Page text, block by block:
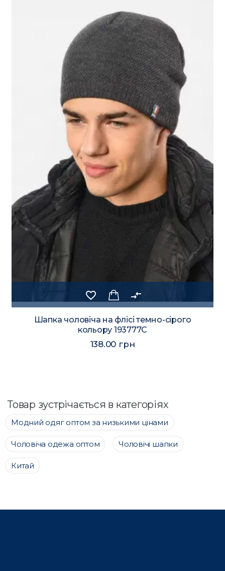
favorite_border compare_arrows
Шапка чоловіча на флісі темно-сірого
кольору 193777C
138.00 грн
Товар зустрічається в категоріях
Модний одяг оптом за низькими цінами
Чоловіча одежа оптом Чоловічі шапки
Китай